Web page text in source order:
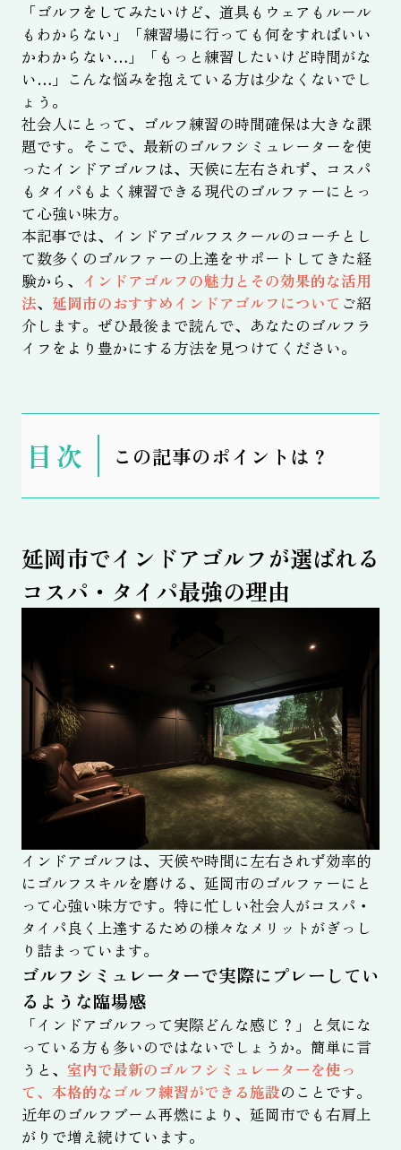
「ゴルフをしてみたいけど、道具もウェアもルール
もわからない」「練習場に行っても何をすればいい
かわからない…」「もっと練習したいけど時間がな
い…」こんな悩みを抱えている方は少なくないでし
ょう。
社会人にとって、ゴルフ練習の時間確保は大きな課
題です。そこで、最新のゴルフシミュレーターを使
ったインドアゴルフは、天候に左右されず、コスパ
もタイパもよく練習できる現代のゴルファーにとっ
て心強い味方。
本記事では、インドアゴルフスクールのコーチとし
て数多くのゴルファーの上達をサポートしてきた経
験から、 インドアゴルフの魅力とその効果的な活用
法、 延岡市のおすすめインドアゴルフについて ご紹
介します。ぜひ最後まで読んで、あなたのゴルフラ
イフをより豊かにする方法を見つけてください。
この記事のポイントは？
表
示
延岡市でインドアゴルフが選ばれる
コスパ・タイパ最強の理由
インドアゴルフは、天候や時間に左右されず効率的
にゴルフスキルを磨ける、延岡市のゴルファーにと
って心強い味方です。特に忙しい社会人がコスパ・
タイパ良く上達するための様々なメリットがぎっし
り詰まっています。
ゴルフシミュレーターで実際にプレーしてい
るような臨場感
「インドアゴルフって実際どんな感じ？」と気にな
っている方も多いのではないでしょうか。簡単に言
うと、 室内で最新のゴルフシミュレーターを使っ
て、本格的なゴルフ練習ができる施設のことです。
近年のゴルフブーム再燃により、延岡市でも右肩上
がりで増え続けています。